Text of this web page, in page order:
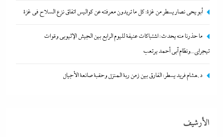
أبو يحى نصار يسطر من غزة: كل ما تريدون معرفته عن كواليس اتفاق
نزع السلاح في غزة
أبو يحى نصار يسطر من غزة: كل ما تريدون معرفته عن كواليس اتفاق نزع السلاح في غزة
ما حذرنا منه يحدث: اشتباكات عنيفة لليوم الرابع بين الجيش الإثيوبي وقوات
تيجراي..ونظام آبي أحمد يرتعب
د.هشام فريد يسطر: الفارق بين زمن ربة المنزل وحقبة صانعة الأجيال
الأرشيف